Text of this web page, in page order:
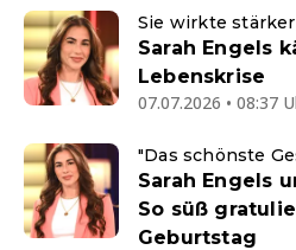
Sie wirkte
Sarah Engels
Lebenskrise
07.07.2026 • 08:37
"Das schönste
Sarah Engels
So süß
Geburtstag